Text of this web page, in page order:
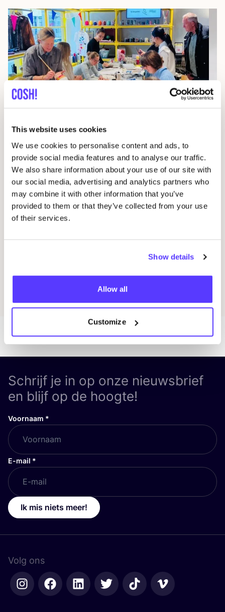
This website uses cookies
We use cookies to personalise content and ads, to
provide social media features and to analyse our traffic.
We also share information about your use of our site with
our social media, advertising and analytics partners who
may combine it with other information that you’ve
provided to them or that they’ve collected from your use
of their services.
Show details
Allow all
Customize
Studio Stik: Duo Workshop Turntas
Sint-Jakobsstraat 338000 Brugge, Belgium
Kringwinkel 't rad Sint-Kruis
Workshop
Ontdek alle evenementen
Schrijf je in op onze nieuwsbrief
en blijf op de hoogte!
Voornaam *
E-mail *
Ik mis niets meer!
Volg ons